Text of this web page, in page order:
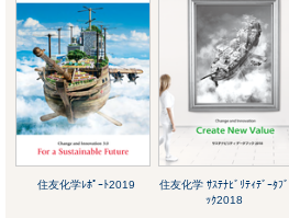
住友化学ﾚﾎﾟｰﾄ2019
住友化学 ｻｽﾃﾅﾋﾞﾘﾃｨﾃﾞｰﾀﾌﾞ
ｯｸ2018